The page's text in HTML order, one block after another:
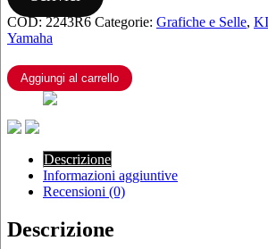
RACING 2016
YZF
250
14-
18
–
quantità
COD:2243R6 Categorie: Grafiche e Selle,
Yamaha
Aggiungi al carrello
Descrizione
Informazioni aggiuntive
Recensioni (0)
Descrizione